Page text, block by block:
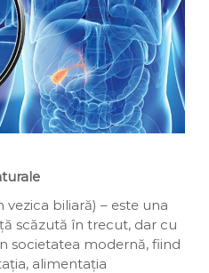
vezica biliară) – este una
scăzută în trecut, dar cu
societatea modernă, fiind
alimentația